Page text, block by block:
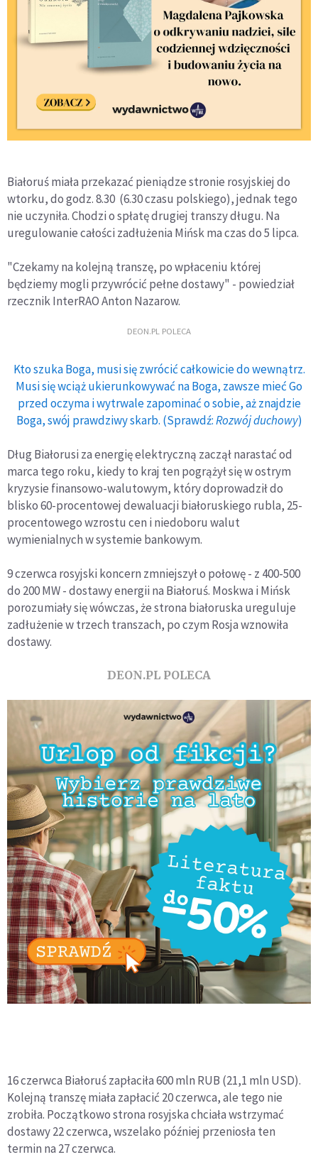
Białoruś miała przekazać pieniądze stronie rosyjskiej do
wtorku, do godz. 8.30 (6.30 czasu polskiego), jednak tego
nie uczyniła. Chodzi o spłatę drugiej transzy długu. Na
uregulowanie całości zadłużenia Mińsk ma czas do 5 lipca.
"Czekamy na kolejną transzę, po wpłaceniu której
będziemy mogli przywrócić pełne dostawy" - powiedział
rzecznik InterRAO Anton Nazarow.
DEON.PL POLECA
Kto szuka Boga, musi się zwrócić całkowicie do wewnątrz.
Musi się wciąż ukierunkowywać na Boga, zawsze mieć Go
przed oczyma i wytrwale zapominać o sobie, aż znajdzie
Boga, swój prawdziwy skarb. (Sprawdź:Rozwój duchowy)
Dług Białorusi za energię elektryczną zaczął narastać od
marca tego roku, kiedy to kraj ten pogrążył się w ostrym
kryzysie finansowo-walutowym, który doprowadził do
blisko 60-procentowej dewaluacji białoruskiego rubla, 25-
procentowego wzrostu cen i niedoboru walut
wymienialnych w systemie bankowym.
9 czerwca rosyjski koncern zmniejszył o połowę - z 400-500
do 200 MW - dostawy energii na Białoruś. Moskwa i Mińsk
porozumiały się wówczas, że strona białoruska ureguluje
zadłużenie w trzech transzach, po czym Rosja wznowiła
dostawy.
DEON.PL POLECA
16 czerwca Białoruś zapłaciła 600 mln RUB (21,1 mln USD).
Kolejną transzę miała zapłacić 20 czerwca, ale tego nie
zrobiła. Początkowo strona rosyjska chciała wstrzymać
dostawy 22 czerwca, wszelako później przeniosła ten
termin na 27 czerwca.